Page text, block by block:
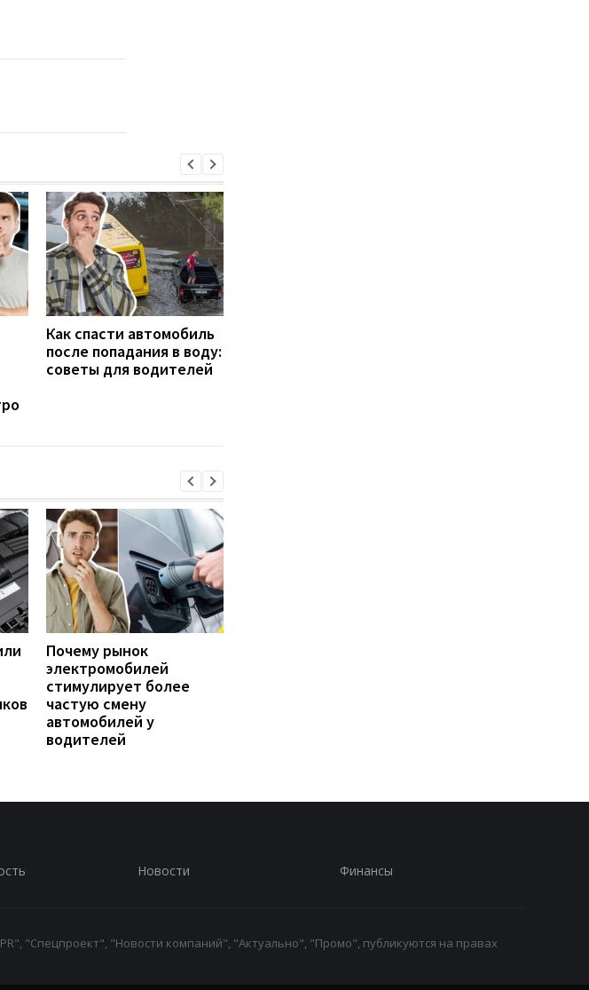
Как спасти автомобиль
после попадания в воду:
советы для водителей
Почему рынок
электромобилей
стимулирует более
частую смену
автомобилей у
водителей
Новости Финансы
"Спецпроект", "Новости компаний", "Актуально", "Промо", публикуются на правах